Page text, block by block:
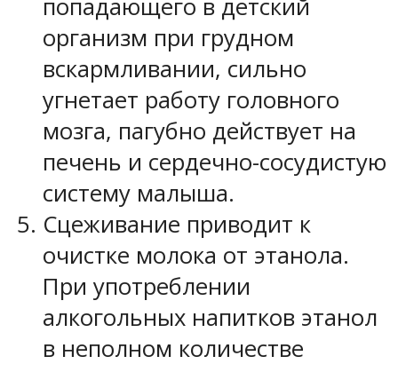
попадающего в детский
организм при грудном
вскармливании, сильно
угнетает работу головного
мозга, пагубно действует на
печень и сердечно-сосудистую
систему малыша.
Сцеживание приводит к
очистке молока от этанола.
При употреблении
алкогольных напитков этанол
в неполном количестве